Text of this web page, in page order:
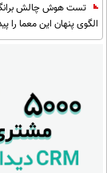
تست هوش چالش
الگوی پنهان این معما را